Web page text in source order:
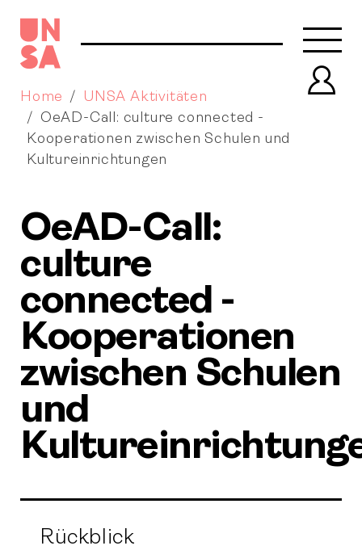
Home
UNSA Aktivitäten
OeAD-Call: culture connected -
Kooperationen zwischen Schulen und
Kultureinrichtungen
OeAD-Call:
culture
connected -
Kooperationen
zwischen Schulen
und
Rückblick